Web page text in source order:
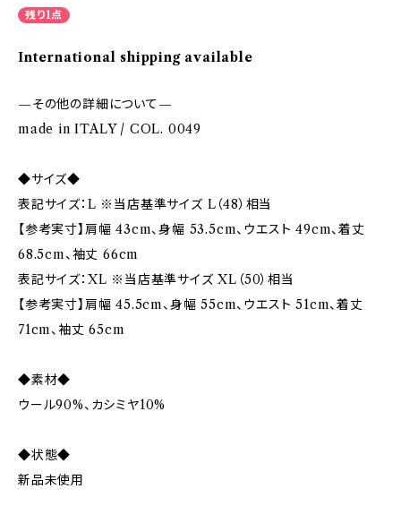
残り1点
International shipping available
—その他の詳細について—
made in ITALY / COL. 0049
◆サイズ◆
表記サイズ：L ※当店基準サイズ L（48）相当
【参考実寸】肩幅 43cm、身幅 53.5cm、ウエスト 49cm、着丈
68.5cm、袖丈 66cm
表記サイズ：XL ※当店基準サイズ XL（50）相当
【参考実寸】肩幅 45.5cm、身幅 55cm、ウエスト 51cm、着丈
71cm、袖丈 65cm
◆素材◆
ウール90%、カシミヤ10%
◆状態◆
新品未使用